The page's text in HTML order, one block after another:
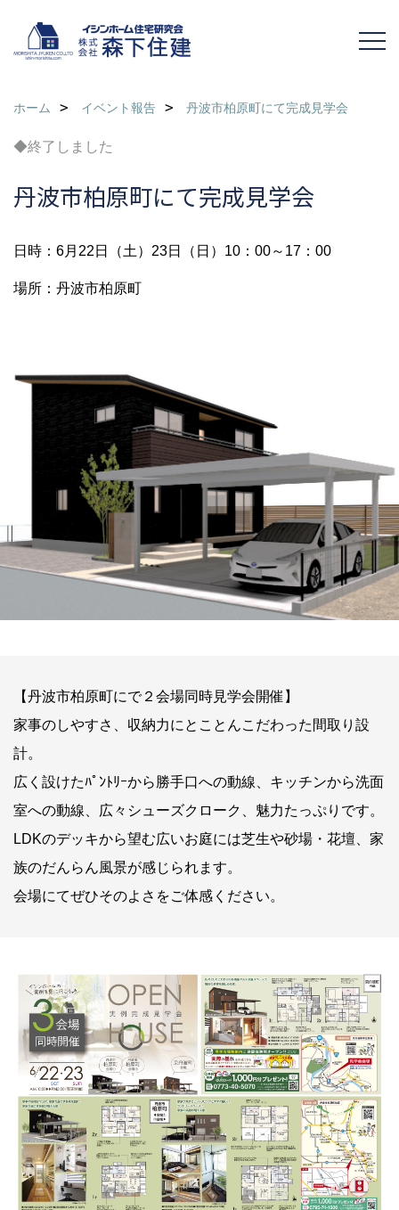
ホーム イベント報告 丹波市柏原町にて完成見学会
◆終了しました
丹波市柏原町にて完成見学会
日時：6月22日（土）23日（日）10：00～17：00
場所：丹波市柏原町
【丹波市柏原町にで２会場同時見学会開催】
家事のしやすさ、収納力にとことんこだわった間取り設
計。
広く設けたﾊﾟﾝﾄﾘｰから勝手口への動線、キッチンから洗面
室への動線、広々シューズクローク、魅力たっぷりです。
LDKのデッキから望む広いお庭には芝生や砂場・花壇、家
族のだんらん風景が感じられます。
会場にてぜひそのよさをご体感ください。